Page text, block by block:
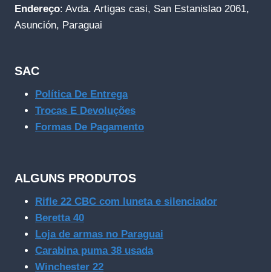
Endereço: Avda. Artigas casi, San Estanislao 2061,
Asunción, Paraguai
SAC
Política De Entrega
Trocas E Devoluções
Formas De Pagamento
ALGUNS PRODUTOS
Rifle 22 CBC com luneta e silenciador
Beretta 40
Loja de armas no Paraguai
Carabina puma 38 usada
Winchester 22